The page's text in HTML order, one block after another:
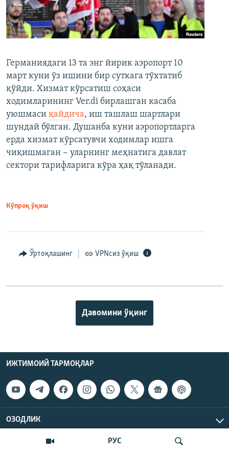
РУС
Германиядаги 13 та энг йирик аэропорт 10
март куни ўз ишини бир суткага тўхтатиб
қўйди. Хизмат кўрсатиш соҳаси
ходимларининг Ver.di бирлашган касаба
уюшмаси қайдича, иш ташлаш шартлари
шундай бўлган. Душанба куни аэропортларга
ерда хизмат кўрсатувчи ходимлар ишга
чиқишмаган − уларнинг меҳнатига давлат
сектори тарифларига кўра ҳақ тўланади.
Кўпроқ ўқиш
Ўртоқлашинг VPNсиз ўқиш
Давомини ўқинг
ИЖТИМОИЙ ТАРМОҚЛАР
ОЗОДЛИК
МАЪЛУМОТ